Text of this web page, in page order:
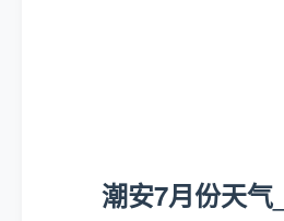
潮安7月份天气